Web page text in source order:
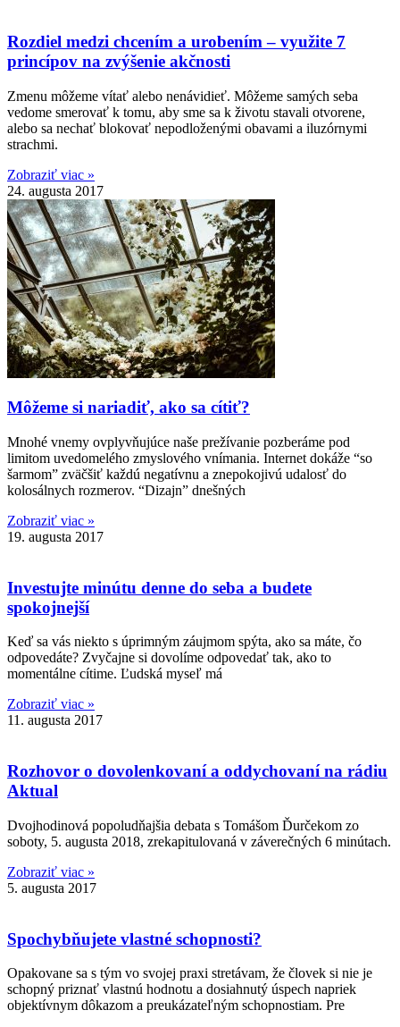
Rozdiel medzi chcením a urobením – využite 7
princípov na zvýšenie akčnosti
Zmenu môžeme vítať alebo nenávidieť. Môžeme samých seba
vedome smerovať k tomu, aby sme sa k životu stavali otvorene,
alebo sa nechať blokovať nepodloženými obavami a iluzórnymi
strachmi.
Zobraziť viac »
24. augusta 2017
Môžeme si nariadiť, ako sa cítiť?
Mnohé vnemy ovplyvňujúce naše prežívanie pozberáme pod
limitom uvedomelého zmyslového vnímania. Internet dokáže “so
šarmom” zväčšiť každú negatívnu a znepokojivú udalosť do
kolosálnych rozmerov. “Dizajn” dnešných
Zobraziť viac »
19. augusta 2017
Investujte minútu denne do seba a budete
spokojnejší
Keď sa vás niekto s úprimným záujmom spýta, ako sa máte, čo
odpovedáte? Zvyčajne si dovolíme odpovedať tak, ako to
momentálne cítime. Ľudská myseľ má
Zobraziť viac »
11. augusta 2017
Rozhovor o dovolenkovaní a oddychovaní na rádiu
Aktual
Dvojhodinová popoludňajšia debata s Tomášom Ďurčekom zo
soboty, 5. augusta 2018, zrekapitulovaná v záverečných 6 minútach.
Zobraziť viac »
5. augusta 2017
Spochybňujete vlastné schopnosti?
Opakovane sa s tým vo svojej praxi stretávam, že človek si nie je
schopný priznať vlastnú hodnotu a dosiahnutý úspech napriek
objektívnym dôkazom a preukázateľným schopnostiam. Pre